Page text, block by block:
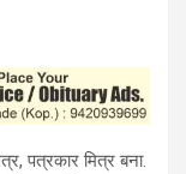
पत्रकार मित्र बना.